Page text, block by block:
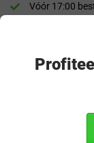
Vóór 17:00
“Snel en